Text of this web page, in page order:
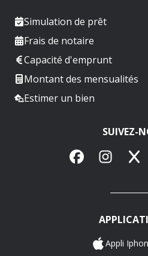
Simulation de prêt
Frais de notaire
Capacité d'emprunt
Montant des mensualités
Estimer un bien
SUIVEZ-
FacebookInstagram
X
Appli